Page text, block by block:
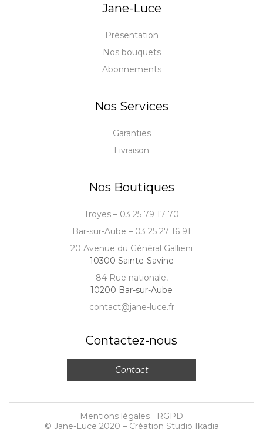
Jane-Luce
Présentation
Nos bouquets
Abonnements
Nos Services
Garanties
Livraison
Nos Boutiques
Troyes – 03 25 79 17 70
Bar-sur-Aube – 03 25 27 16 91
20 Avenue du Général Gallieni
10300 Sainte-Savine
84 Rue nationale,
10200 Bar-sur-Aube
contact@jane-luce.fr
Contactez-nous
Contact
Mentions légales – RGPD
© Jane-Luce 2020 – Création Studio Ikadia